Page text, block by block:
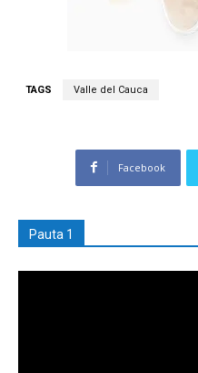
TAGS Valle del Cauca
Facebook
Pauta 1